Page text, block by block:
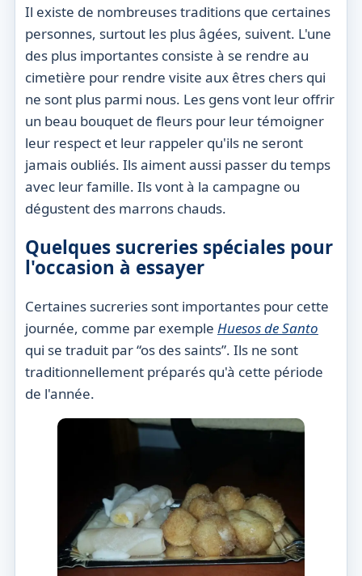
Il existe de nombreuses traditions que certaines
personnes, surtout les plus âgées, suivent. L'une
des plus importantes consiste à se rendre au
cimetière pour rendre visite aux êtres chers qui
ne sont plus parmi nous. Les gens vont leur offrir
un beau bouquet de fleurs pour leur témoigner
leur respect et leur rappeler qu'ils ne seront
jamais oubliés. Ils aiment aussi passer du temps
avec leur famille. Ils vont à la campagne ou
dégustent des marrons chauds.
Quelques sucreries spéciales pour
l'occasion à essayer
Certaines sucreries sont importantes pour cette
journée, comme par exemple Huesos de Santo
qui se traduit par “os des saints”. Ils ne sont
traditionnellement préparés qu'à cette période
de l'année.